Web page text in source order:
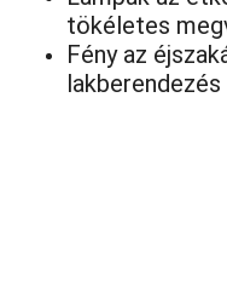
tökéletes
Fény az